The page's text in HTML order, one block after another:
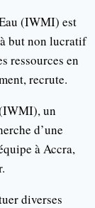
(IWMI) est
but non lucratif
ressources en
recrute.
un
d’une
à Accra,
diverses